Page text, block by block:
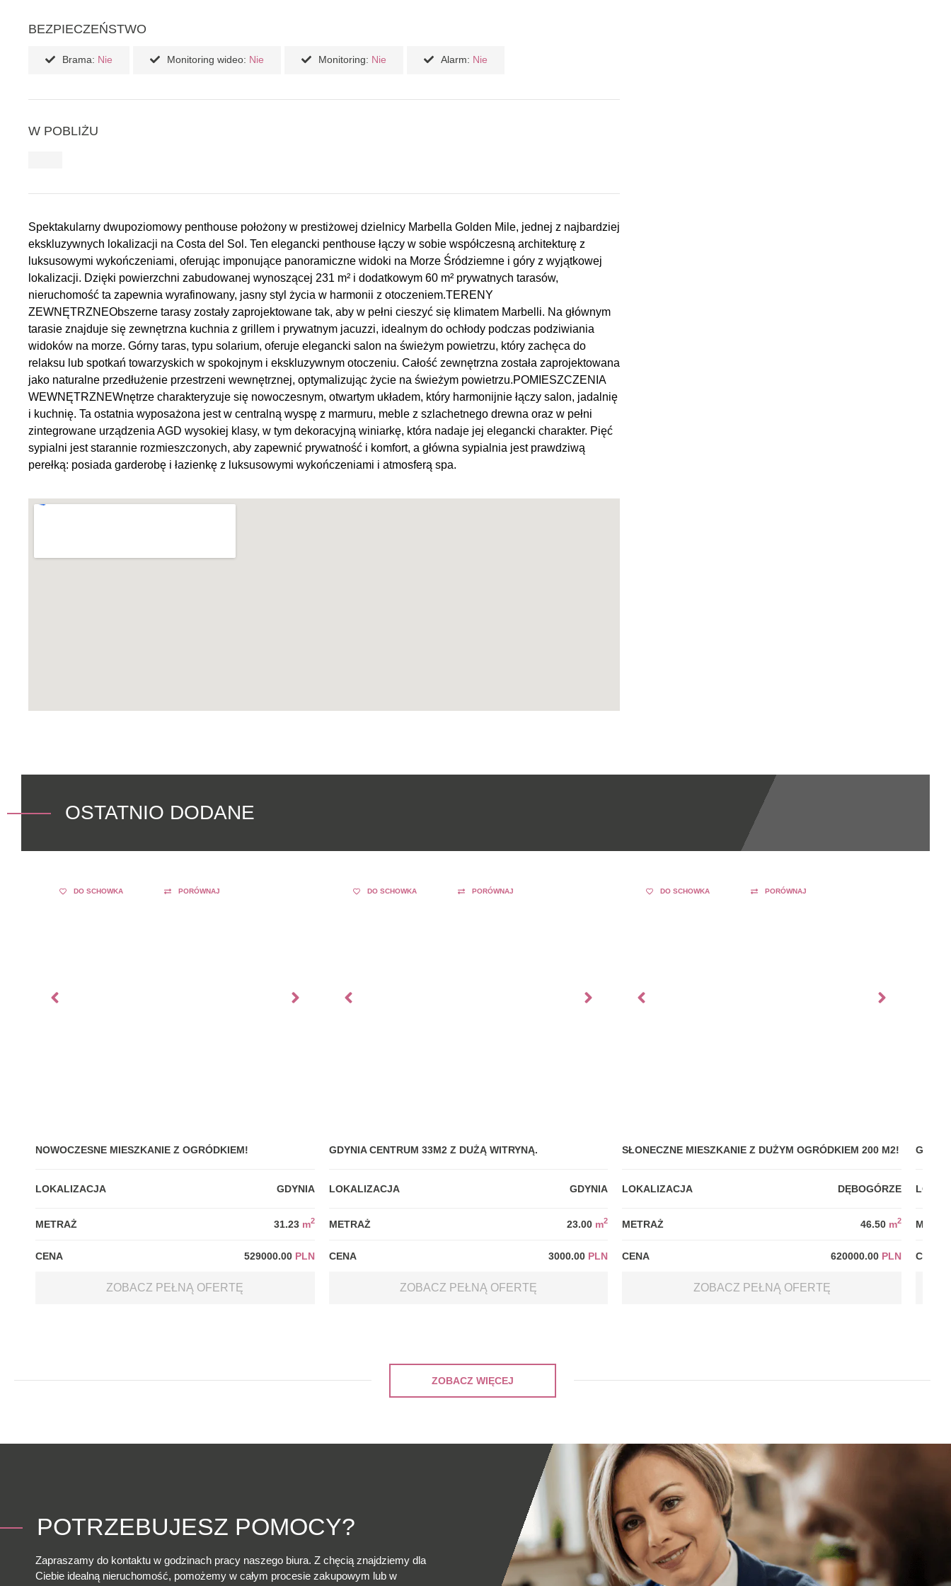
BEZPIECZEŃSTWO
Brama: Nie Monitoring wideo: Nie Monitoring: Nie Alarm: Nie
W POBLIŻU
Spektakularny dwupoziomowy penthouse położony w prestiżowej dzielnicy Marbella Golden Mile, jednej z najbardziej
ekskluzywnych lokalizacji na Costa del Sol. Ten elegancki penthouse łączy w sobie współczesną architekturę z
luksusowymi wykończeniami, oferując imponujące panoramiczne widoki na Morze Śródziemne i góry z wyjątkowej
lokalizacji. Dzięki powierzchni zabudowanej wynoszącej 231 m² i dodatkowym 60 m² prywatnych tarasów,
nieruchomość ta zapewnia wyrafinowany, jasny styl życia w harmonii z otoczeniem.TERENY
ZEWNĘTRZNEObszerne tarasy zostały zaprojektowane tak, aby w pełni cieszyć się klimatem Marbelli. Na głównym
tarasie znajduje się zewnętrzna kuchnia z grillem i prywatnym jacuzzi, idealnym do ochłody podczas podziwiania
widoków na morze. Górny taras, typu solarium, oferuje elegancki salon na świeżym powietrzu, który zachęca do
relaksu lub spotkań towarzyskich w spokojnym i ekskluzywnym otoczeniu. Całość zewnętrzna została zaprojektowana
jako naturalne przedłużenie przestrzeni wewnętrznej, optymalizując życie na świeżym powietrzu.POMIESZCZENIA
WEWNĘTRZNEWnętrze charakteryzuje się nowoczesnym, otwartym układem, który harmonijnie łączy salon, jadalnię
i kuchnię. Ta ostatnia wyposażona jest w centralną wyspę z marmuru, meble z szlachetnego drewna oraz w pełni
zintegrowane urządzenia AGD wysokiej klasy, w tym dekoracyjną winiarkę, która nadaje jej elegancki charakter. Pięć
sypialni jest starannie rozmieszczonych, aby zapewnić prywatność i komfort, a główna sypialnia jest prawdziwą
perełką: posiada garderobę i łazienkę z luksusowymi wykończeniami i atmosferą spa.
OSTATNIO DODANE
DO SCHOWKA PORÓWNAJ
NOWOCZESNE MIESZKANIE Z OGRÓDKIEM!
LOKALIZACJA GDYNIA
METRAŻ 31.23 m2
CENA 529000.00 PLN
ZOBACZ PEŁNĄ OFERTĘ
DO SCHOWKA PORÓWNAJ
GDYNIA CENTRUM 33M2 Z DUŻĄ WITRYNĄ.
LOKALIZACJA GDYNIA
METRAŻ 23.00 m2
CENA 3000.00 PLN
ZOBACZ PEŁNĄ OFERTĘ
DO SCHOWKA PORÓWNAJ
SŁONECZNE MIESZKANIE Z DUŻYM OGRÓDKIEM 200 M2!
LOKALIZACJA DĘBOGÓRZE
METRAŻ 46.50 m2
CENA 620000.00 PLN
ZOBACZ PEŁNĄ OFERTĘ
CENA
ZOBACZ WIĘCEJ
POTRZEBUJESZ POMOCY?
Zapraszamy do kontaktu w godzinach pracy naszego biura. Z chęcią znajdziemy dla
Ciebie idealną nieruchomość, pomożemy w całym procesie zakupowym lub w